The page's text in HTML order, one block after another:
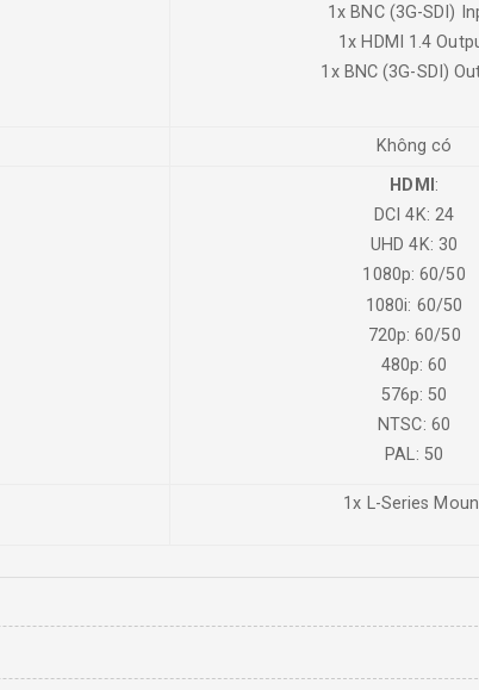
1x BNC (3G-SDI)
1x HDMI 1.4
1x BNC (3G-SDI)
Không có
HDMI :
DCI 4K: 24
UHD 4K: 30
1080p: 60/50
1080i: 60/50
720p: 60/50
480p: 60
576p: 50
NTSC: 60
PAL: 50
1x L-Series